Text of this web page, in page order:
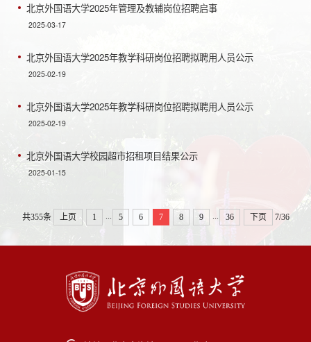
北京外国语大学2025年管理及教辅岗位招聘启事
2025-03-17
北京外国语大学2025年教学科研岗位招聘拟聘用人员公示
2025-02-19
北京外国语大学2025年教学科研岗位招聘拟聘用人员公示
2025-02-19
北京外国语大学校园超市招租项目结果公示
2025-01-15
共355条 上页 1 ... 5 6 7 8 9 ... 36 下页 7/36